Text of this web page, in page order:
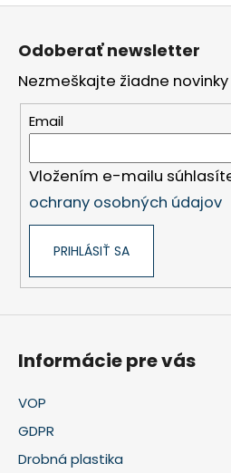
Z
Odoberať newsletter
Nezmeškajte žiadne
Email
Vložením e-mailu
ochrany osobných údajov
PRIHLÁSIŤ SA
Informácie pre vás
VOP
GDPR
Drobná plastika